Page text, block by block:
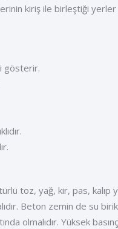
kiriş ile birleştiği
gösterir.
toz, yağ, kir, pas, kalıp
Beton zemin de su
olmalıdır. Yüksek